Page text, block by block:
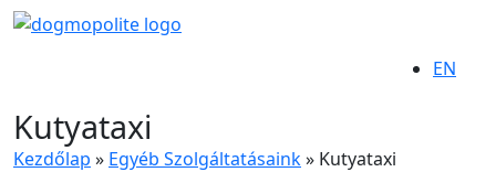
EN
Kutyataxi
Kezdőlap » Egyéb Szolgáltatásaink» Kutyataxi